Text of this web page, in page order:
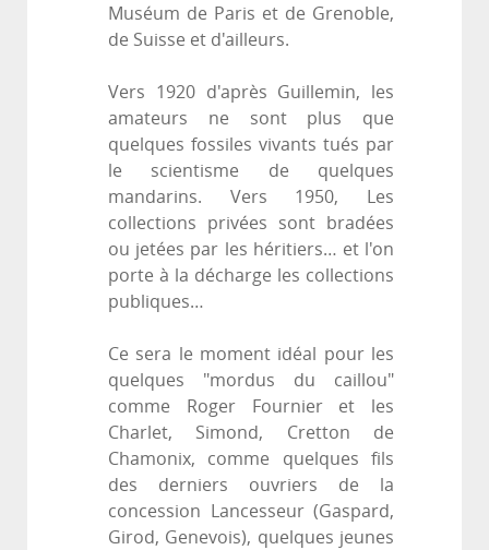
Muséum de Paris et de Grenoble,
de Suisse et d'ailleurs.
Vers 1920 d'après Guillemin, les
amateurs ne sont plus que
quelques fossiles vivants tués par
le scientisme de quelques
mandarins. Vers 1950, Les
collections privées sont bradées
ou jetées par les héritiers… et l'on
porte à la décharge les collections
publiques…
Ce sera le moment idéal pour les
quelques "mordus du caillou"
comme Roger Fournier et les
Charlet, Simond, Cretton de
Chamonix, comme quelques fils
des derniers ouvriers de la
concession Lancesseur (Gaspard,
Girod, Genevois), quelques jeunes